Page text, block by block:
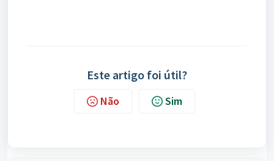
Este artigo foi útil?
Não Sim